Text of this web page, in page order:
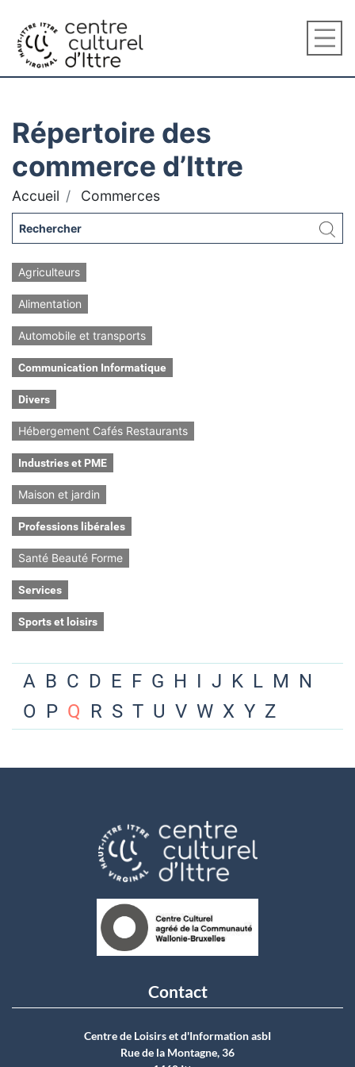
Répertoire des
commerce d’Ittre
Accueil Commerces
Agriculteurs
Alimentation
Automobile et transports
Communication Informatique
Divers
Hébergement Cafés Restaurants
Industries et PME
Maison et jardin
Professions libérales
Santé Beauté Forme
Services
Sports et loisirs
A B C D E F G H I J K L M N
O P Q R S T U V W X Y Z
Contact
Centre de Loisirs et d'Information asbI
Rue de la Montagne, 36